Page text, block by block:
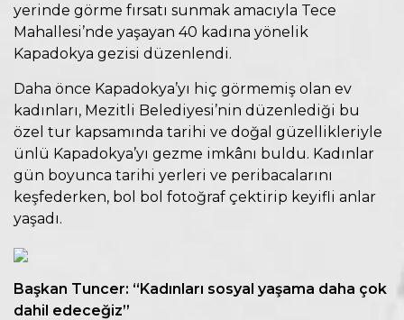
yerinde görme fırsatı sunmak amacıyla Tece
Mahallesi’nde yaşayan 40 kadına yönelik
Kapadokya gezisi düzenlendi.
Daha önce Kapadokya’yı hiç görmemiş olan ev
kadınları, Mezitli Belediyesi’nin düzenlediği bu
özel tur kapsamında tarihi ve doğal güzellikleriyle
ünlü Kapadokya’yı gezme imkânı buldu. Kadınlar
gün boyunca tarihi yerleri ve peribacalarını
keşfederken, bol bol fotoğraf çektirip keyifli anlar
yaşadı.
Başkan Tuncer: “Kadınları sosyal yaşama daha çok
dahil edeceğiz”